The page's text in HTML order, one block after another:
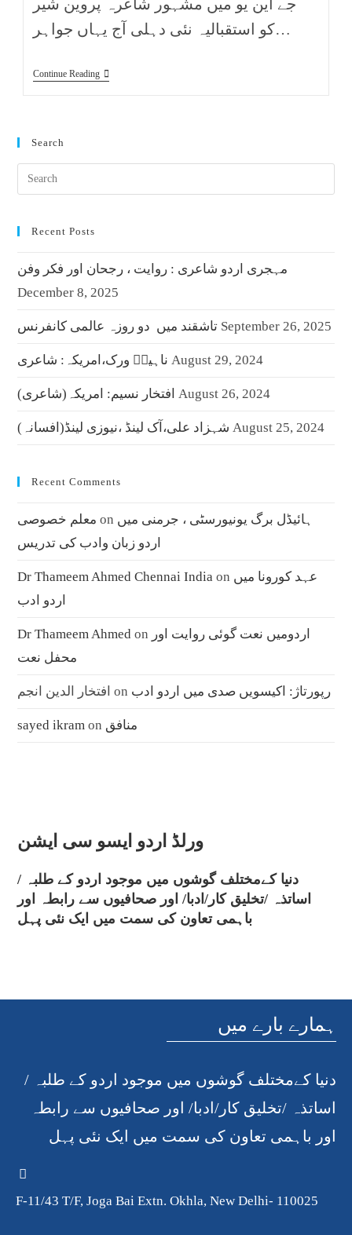
جے این یو میں مشہور شاعرہ پروین شیر
کو استقبالیہ نئی دہلی آج یہاں جواہر…
Continue Reading
Search
Recent Posts
مہجری اردو شاعری : روایت ، رجحان اور فکر وفن
December 8, 2025
تاشقند میں دو روزہ عالمی کانفرنس September 26, 2025
ناہیدؔ ورک،امریکہ: شاعری August 29, 2024
افتخار نسیم: امریکہ(شاعری) August 26, 2024
شہزاد علی،آک لینڈ ،نیوزی لینڈ(افسانہ) August 25, 2024
Recent Comments
معلم خصوصی on ہائیڈل برگ یونیورسٹی ، جرمنی میں
اردو زبان وادب کی تدریس
Dr Thameem Ahmed Chennai India on عہد کورونا میں
اردو ادب
Dr Thameem Ahmed on اردومیں نعت گوئی روایت اور
محفل نعت
افتخار الدین انجم on رپورتاژ: اکیسویں صدی میں اردو ادب
sayed ikram on منافق
ورلڈ اردو ایسو سی ایشن
دنیا کےمختلف گوشوں میں موجود اردو کے طلبہ /
اساتذہ /تخلیق کار/ادبا/ اور صحافیوں سے رابطہ اور
باہمی تعاون کی سمت میں ایک نئی پہل
ہمارے بارے میں
دنیا کےمختلف گوشوں میں موجود اردو کے طلبہ /
اساتذہ /تخلیق کار/ادبا/ اور صحافیوں سے رابطہ
اور باہمی تعاون کی سمت میں ایک نئی پہل
F-11/43 T/F, Joga Bai Extn. Okhla, New Delhi- 110025